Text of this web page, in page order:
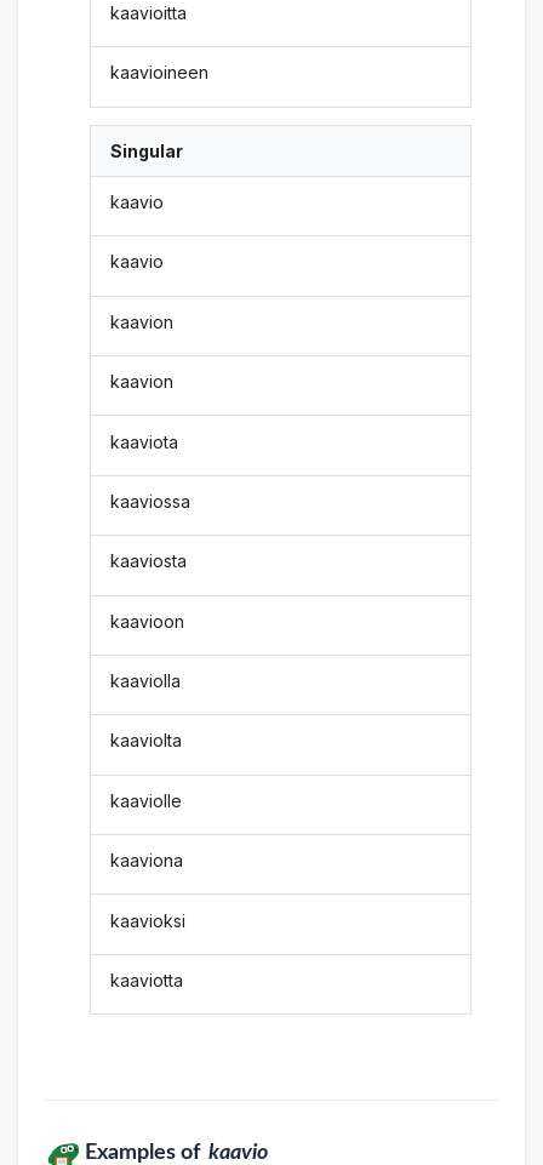
kaavioitta
kaavioineen
Singular
kaavio
kaavio
kaavion
kaavion
kaaviota
kaaviossa
kaaviosta
kaavioon
kaaviolla
kaaviolta
kaaviolle
kaaviona
kaavioksi
kaaviotta
Examples of kaavio